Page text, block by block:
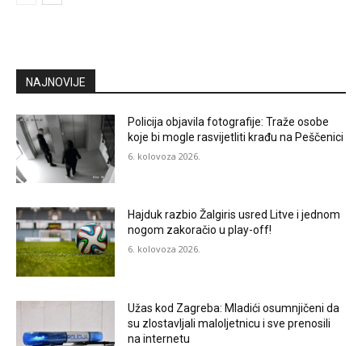
NAJNOVIJE
Policija objavila fotografije: Traže osobe
koje bi mogle rasvijetliti krađu na Peščenici
6. kolovoza 2026.
Hajduk razbio Žalgiris usred Litve i jednom
nogom zakoračio u play-off!
6. kolovoza 2026.
Užas kod Zagreba: Mladići osumnjičeni da
su zlostavljali maloljetnicu i sve prenosili
na internetu